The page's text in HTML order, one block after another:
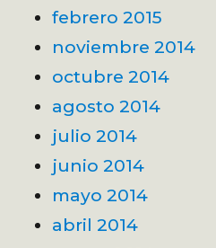
febrero 2015
noviembre 2014
octubre 2014
agosto 2014
julio 2014
junio 2014
mayo 2014
abril 2014